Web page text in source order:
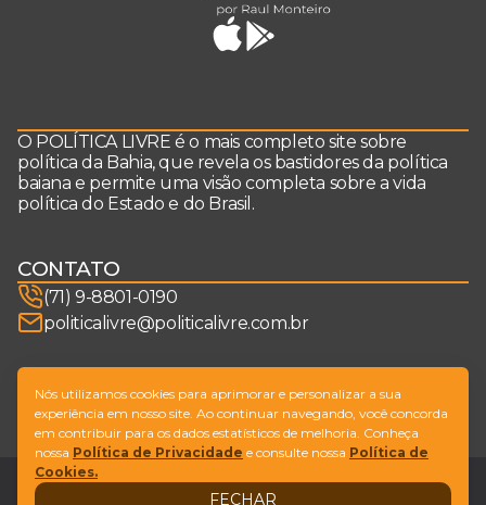
O POLÍTICA LIVRE é o mais completo site sobre
política da Bahia, que revela os bastidores da política
baiana e permite uma visão completa sobre a vida
política do Estado e do Brasil.
CONTATO
(71) 9-8801-0190
politicalivre@politicalivre.com.br
SIGA-NOS
LegalFale conosco
Nós utilizamos cookies para aprimorar e personalizar a sua
experiência em nosso site. Ao continuar navegando, você concorda
em contribuir para os dados estatísticos de melhoria. Conheça
nossa Política de Privacidade e consulte nossa Política de
Cookies.
FECHAR